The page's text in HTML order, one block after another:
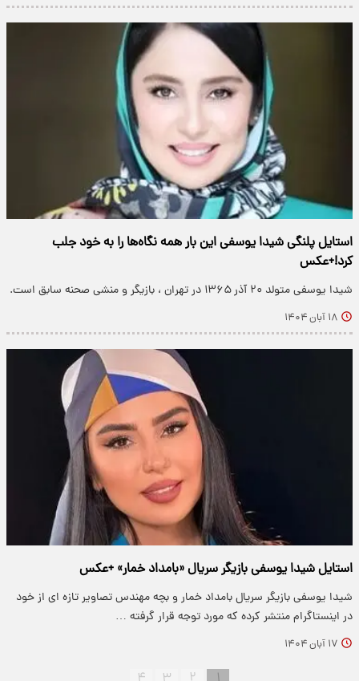
استایل پلنگی شیدا یوسفی این بار همه نگاه‌ها را به خود جلب
کرد!+عکس
شیدا یوسفی متولد ۲۰ آذر ۱۳۶۵ در تهران ، بازیگر و منشی صحنه سابق است.
۱۸ آبان ۱۴۰۴
استایل شیدا یوسفی بازیگر سریال «بامداد خمار» +عکس
شیدا یوسفی بازیگر سریال بامداد خمار و بچه مهندس تصاویر تازه ای از خود
در اینستاگرام منتشر کرده که مورد توجه قرار گرفته …
۱۷ آبان ۱۴۰۴